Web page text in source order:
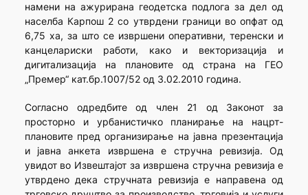
намени на ажурирана геодетска подлога за дел од
населба Карпош 2 со утврдени граници во опфат од
6,75 ха, за што се извршени оперативни, теренски и
канцелариски работи, како и векторизација и
дигитализација на плановите од страна на ГЕО
„Премер“ кат.бр.1007/52 од 3.02.2010 година.
Согласно одредбите од член 21 од Законот за
просторно и урбанистичко планирање на нацрт-
плановите пред организирање на јавна презентација
и јавна анкета извршена е стручна ревизија. Од
увидот во Извештајот за извршена стручна ревизија е
утврдено дека стручната ревизија е направена од